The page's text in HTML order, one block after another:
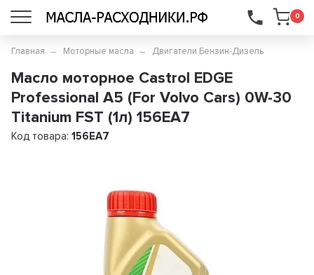
0
...
Главная Моторные масла Двигатели Бензин-Дизель
Масло моторное Castrol EDGE
Professional A5 (For Volvo Cars) 0W-30
Titanium FST (1л) 156EA7
Код товара:156EA7